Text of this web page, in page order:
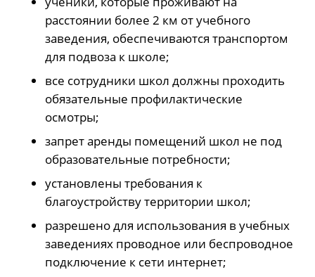
расстоянии более 2 км от учебного
заведения, обеспечиваются транспортом
для подвоза к школе;
все сотрудники школ должны проходить
обязательные профилактические
осмотры;
запрет аренды помещений школ не под
образовательные потребности;
установлены требования к
благоустройству территории школ;
разрешено для использования в учебных
заведениях проводное или беспроводное
подключение к сети интернет;